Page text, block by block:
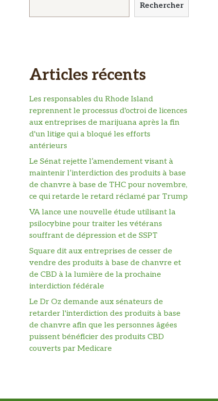
Rechercher
Articles récents
Les responsables du Rhode Island
reprennent le processus d'octroi de licences
aux entreprises de marijuana après la fin
d'un litige qui a bloqué les efforts
antérieurs
Le Sénat rejette l’amendement visant à
maintenir l’interdiction des produits à base
de chanvre à base de THC pour novembre,
ce qui retarde le retard réclamé par Trump
VA lance une nouvelle étude utilisant la
psilocybine pour traiter les vétérans
souffrant de dépression et de SSPT
Square dit aux entreprises de cesser de
vendre des produits à base de chanvre et
de CBD à la lumière de la prochaine
interdiction fédérale
Le Dr Oz demande aux sénateurs de
retarder l'interdiction des produits à base
de chanvre afin que les personnes âgées
puissent bénéficier des produits CBD
couverts par Medicare